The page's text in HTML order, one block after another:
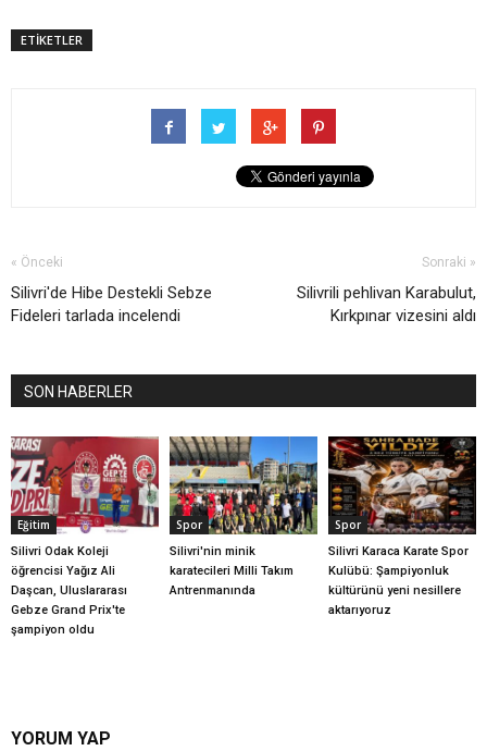
ETİKETLER
« Önceki
Silivri'de Hibe Destekli Sebze
Fideleri tarlada incelendi
Sonraki »
Silivrili pehlivan Karabulut,
Kırkpınar vizesini aldı
SON HABERLER
Eğitim
Silivri Odak Koleji
öğrencisi Yağız Ali
Daşcan, Uluslararası
Gebze Grand Prix'te
şampiyon oldu
Spor
Silivri'nin minik
karatecileri Milli Takım
Antrenmanında
Spor
Silivri Karaca Karate Spor
Kulübü: Şampiyonluk
kültürünü yeni nesillere
aktarıyoruz
YORUM YAP